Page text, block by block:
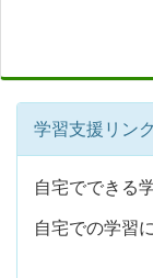
学習支援リン
自宅でできる
自宅での学習